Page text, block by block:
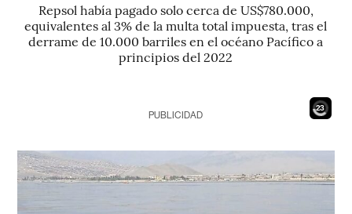
Repsol había pagado solo cerca de US$780.000,
equivalentes al 3% de la multa total impuesta, tras el
derrame de 10.000 barriles en el océano Pacífico a
principios del 2022
21
PUBLICIDAD